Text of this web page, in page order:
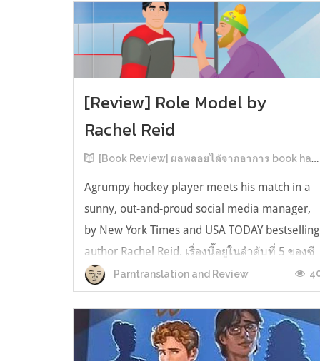
ทรวงในชีวิตบ้าง (หาเรื่อง!) เล่มนี้คู่หูเอ...
[Review] Role Model by
Rachel Reid
[Book Review] ผลพลอยได้จากอาการ book hangover หลังอ่านสารพัน MM Romance
Agrumpy hockey player meets his match in a
sunny, out-and-proud social media manager,
by New York Times and USA TODAY bestselling
author Rachel Reid. เรื่องนี้อยู่ในลำดับที่ 5 ของซี
รีส์ Game Changer แต่เป็นเรื่องที่ 3 ที่เราหยิบมา
อ่าน เพราะเห็นว่าเป็นเรื่องในไทม์ไลน์เดียวกันกับ
TheLong Game ประกอบกั...
Parntranslation and Review